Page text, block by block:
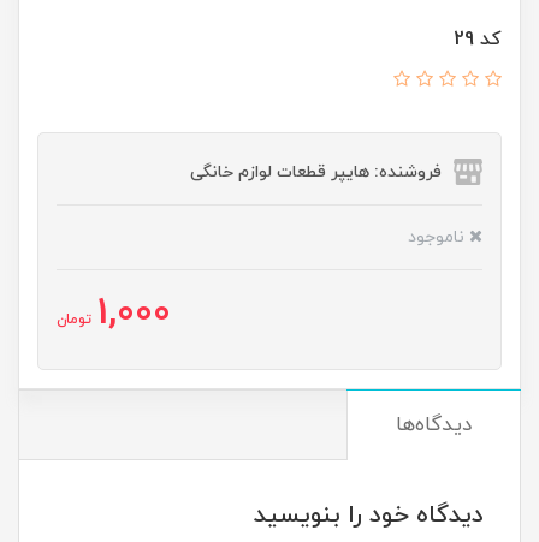
کد 29
فروشنده: هایپر قطعات لوازم خانگی
ناموجود
1,000 تومان
دیدگاه‌ها
دیدگاه خود را بنویسید